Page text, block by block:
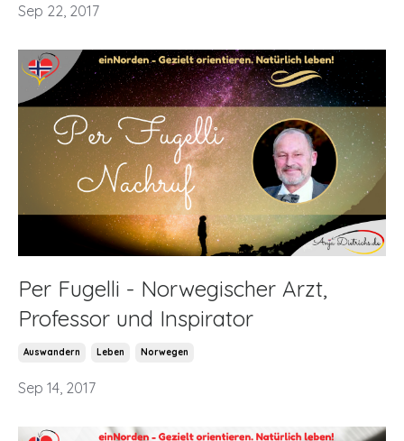
Sep 22, 2017
Per Fugelli - Norwegischer Arzt,
Professor und Inspirator
Auswandern Leben Norwegen
Sep 14, 2017